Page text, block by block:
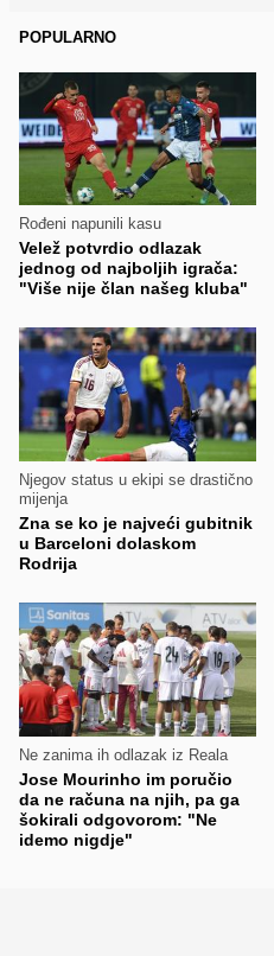
POPULARNO
Rođeni napunili kasu
Velež potvrdio odlazak
jednog od najboljih igrača:
"Više nije član našeg kluba"
Njegov status u ekipi se drastično
mijenja
Zna se ko je najveći gubitnik
u Barceloni dolaskom
Rodrija
Ne zanima ih odlazak iz Reala
Jose Mourinho im poručio
da ne računa na njih, pa ga
šokirali odgovorom: "Ne
idemo nigdje"